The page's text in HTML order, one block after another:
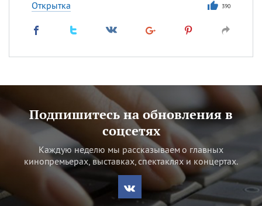
Открытка 390
Подпишитесь на обновления в
соцсетях
Каждую неделю мы рассказываем о главных
кинопремьерах, выставках, спектаклях и концертах.